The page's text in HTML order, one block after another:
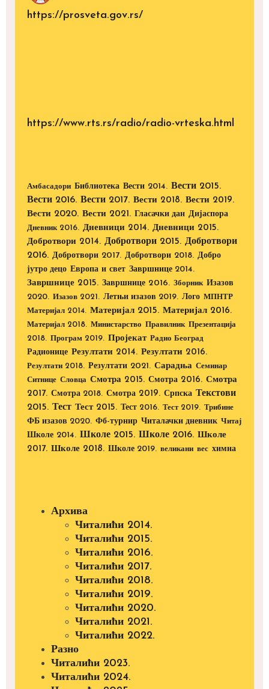
https://prosveta.gov.rs/
https://www.rts.rs/radio/radio-vrteska.html
Амбасадори Библиотека Вести 2014. Вести 2015.
Вести 2016. Вести 2017. Вести 2018. Вести 2019.
Вести 2020. Вести 2021. Гласачки дан Дијаспора
Дневник 2016. Дневници 2014. Дневници 2015.
Добротвори 2014. Добротвори 2015. Добротвори
2016. Добротвори 2017. Добротвори 2018. Добро
јутро децо Европа и свет Завршнице 2014.
Завршнице 2015. Завршнице 2016. Зборник Изазов
2020. Изазов 2021. Летњи изазов 2019. Лого МПНТР
Материјал 2014. Материјал 2015. Материјал 2016.
Материјал 2018. Министарство Правилник Презентација
2018. Програм 2019. Пројекат Радио Београд
Радионице Резултати 2014. Резултати 2016.
Резултати 2018. Резултати 2021. Сарадња Семинар
Ситнице Словца Смотра 2015. Смотра 2016. Смотра
2017. Смотра 2018. Смотра 2019. Српска Текстови
2015. Тест Тест 2015. Тест 2016. Тест 2019. Трибине
ФБ изазов 2020. Фб-турнир Читалачки дневник Читај
Школе 2014. Школе 2015. Школе 2016. Школе
2017. Школе 2018. Школе 2019. великани вес химна
Архива
Читалићи 2014.
Читалићи 2015.
Читалићи 2016.
Читалићи 2017.
Читалићи 2018.
Читалићи 2019.
Читалићи 2020.
Читалићи 2021.
Читалићи 2022.
Разно
Читалићи 2023.
Читалићи 2024.